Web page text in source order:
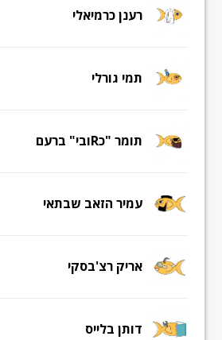
רענן כרמיאלי
תמי גורלי
תומר "כRובי" ברעם
עמיר הזאב שבתאי
אריק רצ'בסקי
דותן בלייס